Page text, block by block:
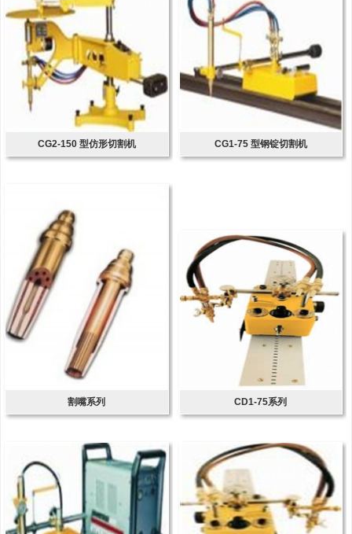
CG2-150 型仿形切割机 CG1-75 型钢锭切割机
割嘴系列 CD1-75系列